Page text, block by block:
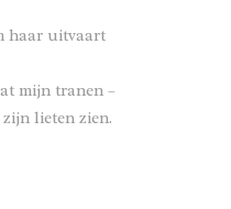
haar uitvaart
mijn tranen –
lieten zien.